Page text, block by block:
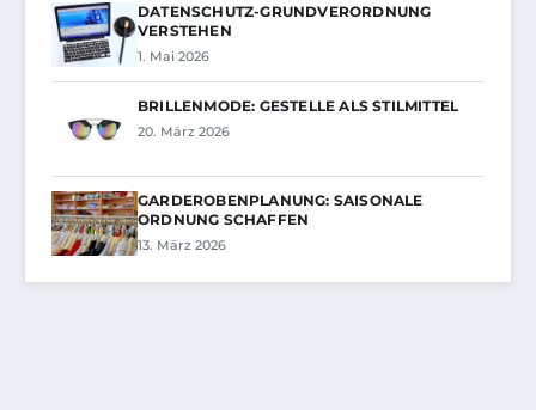
DATENSCHUTZ-GRUNDVERORDNUNG
VERSTEHEN
1. Mai 2026
BRILLENMODE: GESTELLE ALS STILMITTEL
20. März 2026
GARDEROBENPLANUNG: SAISONALE
ORDNUNG SCHAFFEN
13. März 2026